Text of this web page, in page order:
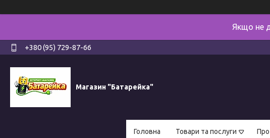
Якщо не
+380 (95) 729-87-66
Магазин "Батарейка"
Головна Товари та послуги Про